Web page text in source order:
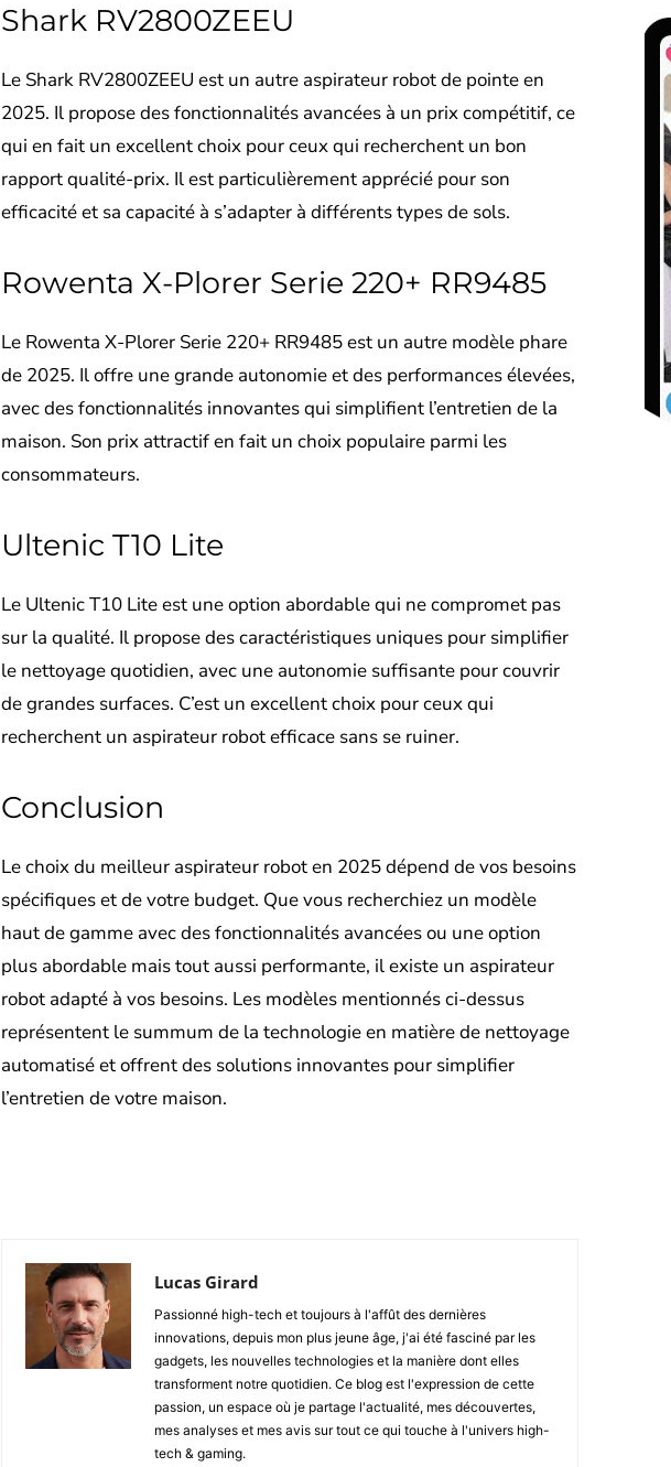
Shark RV2800ZEEU
Le Shark RV2800ZEEU est un autre aspirateur robot de pointe en
2025. Il propose des fonctionnalités avancées à un prix compétitif, ce
qui en fait un excellent choix pour ceux qui recherchent un bon
rapport qualité-prix. Il est particulièrement apprécié pour son
efficacité et sa capacité à s’adapter à différents types de sols.
Rowenta X-Plorer Serie 220+ RR9485
Le Rowenta X-Plorer Serie 220+ RR9485 est un autre modèle phare
de 2025. Il offre une grande autonomie et des performances élevées,
avec des fonctionnalités innovantes qui simplifient l’entretien de la
maison. Son prix attractif en fait un choix populaire parmi les
consommateurs.
Ultenic T10 Lite
Le Ultenic T10 Lite est une option abordable qui ne compromet pas
sur la qualité. Il propose des caractéristiques uniques pour simplifier
le nettoyage quotidien, avec une autonomie suffisante pour couvrir
de grandes surfaces. C’est un excellent choix pour ceux qui
recherchent un aspirateur robot efficace sans se ruiner.
Conclusion
Le choix du meilleur aspirateur robot en 2025 dépend de vos besoins
spécifiques et de votre budget. Que vous recherchiez un modèle
haut de gamme avec des fonctionnalités avancées ou une option
plus abordable mais tout aussi performante, il existe un aspirateur
robot adapté à vos besoins. Les modèles mentionnés ci-dessus
représentent le summum de la technologie en matière de nettoyage
automatisé et offrent des solutions innovantes pour simplifier
l’entretien de votre maison.
Lucas Girard
Passionné high-tech et toujours à l'affût des dernières
innovations, depuis mon plus jeune âge, j'ai été fasciné par les
gadgets, les nouvelles technologies et la manière dont elles
transforment notre quotidien. Ce blog est l'expression de cette
passion, un espace où je partage l'actualité, mes découvertes,
mes analyses et mes avis sur tout ce qui touche à l'univers high-
tech & gaming.